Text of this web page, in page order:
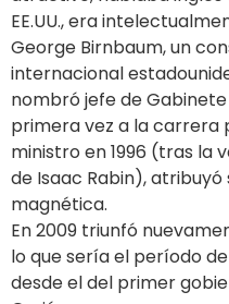
EE.UU., era
George Birnbaum, un
internacional
nombró jefe de
primera vez a la carrera
ministro en 1996 (tras la
de Isaac Rabin),
magnética.
En 2009 triunfó
lo que sería el período
desde el del primer